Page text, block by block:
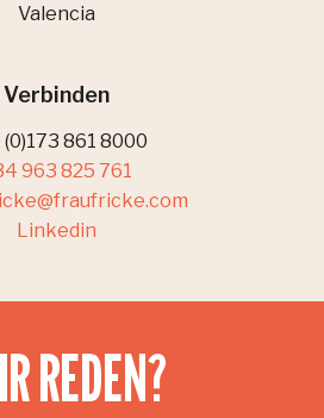
Valencia
Verbinden
(0)173 861 8000
963 825 761
Linkedin
REDEN?